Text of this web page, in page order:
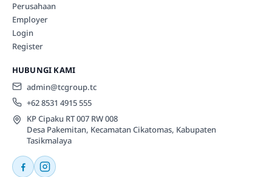
Perusahaan
Employer
Login
Register
HUBUNGI KAMI
admin@tcgroup.tc
+62 8531 4915 555
KP Cipaku RT 007 RW 008
Desa Pakemitan, Kecamatan Cikatomas, Kabupaten
Tasikmalaya